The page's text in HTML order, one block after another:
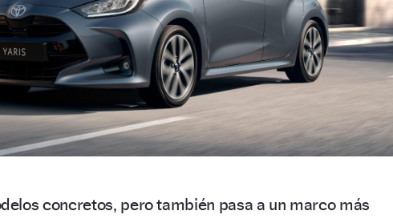
concretos, pero también pasa a un marco más